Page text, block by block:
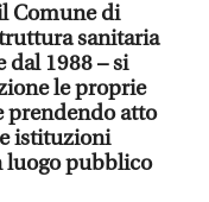
Comune di
sanitaria
dal 1988 – si
le proprie
prendendo atto
istituzioni
luogo pubblico